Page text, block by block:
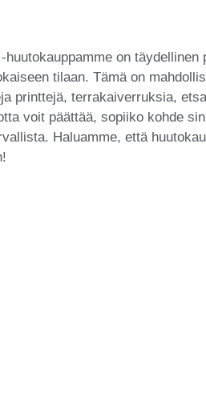
on täydellinen
tilaan. Tämä on
printtejä, terrakaiverruksia,
voit päättää, sopiiko kohde
Haluamme, että